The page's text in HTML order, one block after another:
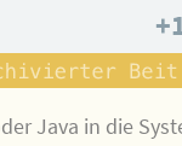
Java in die